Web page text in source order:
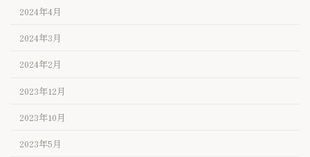
2024年4月
2024年3月
2024年2月
2023年12月
2023年10月
2023年5月